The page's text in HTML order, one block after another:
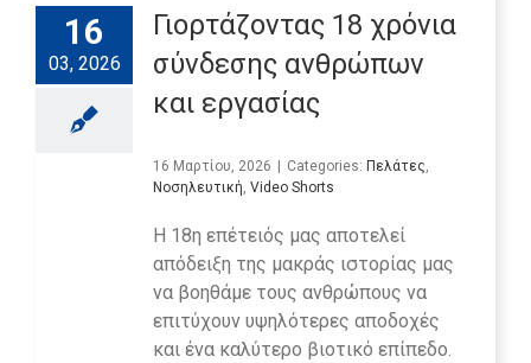
16
03, 2026
Γιορτάζοντας 18 χρόνια
σύνδεσης ανθρώπων
και εργασίας
16 Μαρτίου, 2026 | Categories: Πελάτες
Νοσηλευτική Video Shorts
Η 18η επέτειός μας αποτελεί
απόδειξη της μακράς ιστορίας μας
να βοηθάμε τους ανθρώπους να
επιτύχουν υψηλότερες αποδοχές
και ένα καλύτερο βιοτικό επίπεδο.